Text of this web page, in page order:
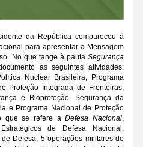
da República compareceu à
para apresentar a Mensagem
No que tange à pauta Segurança
as seguintes atividades:
Nuclear Brasileira, Programa
Proteção Integrada de Fronteiras,
e Bioproteção, Segurança da
e Programa Nacional de Proteção
que se refere a Defesa Nacional,
de Defesa Nacional,
Defesa, 5 operações militares de